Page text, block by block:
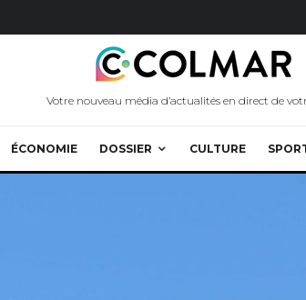
Votre nouveau média d’actualités en direct de
ÉCONOMIE DOSSIER CULTURE